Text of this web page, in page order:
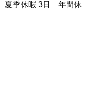
季休暇 3日 年間休